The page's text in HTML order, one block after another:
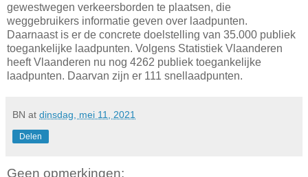
gewestwegen verkeersborden te plaatsen, die
weggebruikers informatie geven over laadpunten.
Daarnaast is er de concrete doelstelling van 35.000 publiek
toegankelijke laadpunten. Volgens Statistiek Vlaanderen
heeft Vlaanderen nu nog 4262 publiek toegankelijke
laadpunten. Daarvan zijn er 111 snellaadpunten.
BN at dinsdag, mei 11, 2021
Delen
Geen opmerkingen: